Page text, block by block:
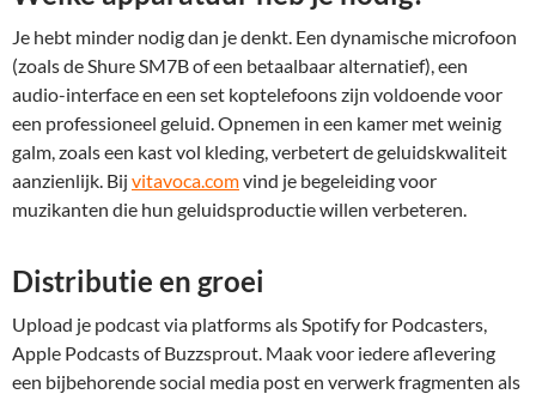
Je hebt minder nodig dan je denkt. Een dynamische microfoon
(zoals de Shure SM7B of een betaalbaar alternatief), een
audio-interface en een set koptelefoons zijn voldoende voor
een professioneel geluid. Opnemen in een kamer met weinig
galm, zoals een kast vol kleding, verbetert de geluidskwaliteit
aanzienlijk. Bij vitavoca.comvind je begeleiding voor
muzikanten die hun geluidsproductie willen verbeteren.
Distributie en groei
Upload je podcast via platforms als Spotify for Podcasters,
Apple Podcasts of Buzzsprout. Maak voor iedere aflevering
een bijbehorende social media post en verwerk fragmenten als